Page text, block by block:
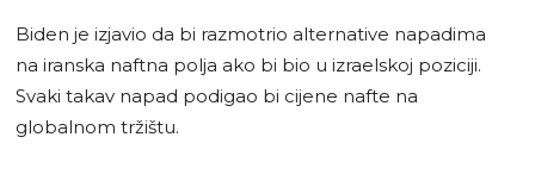
Biden je izjavio da bi razmotrio alternative napadima
na iranska naftna polja ako bi bio u izraelskoj poziciji.
Svaki takav napad podigao bi cijene nafte na
globalnom tržištu.